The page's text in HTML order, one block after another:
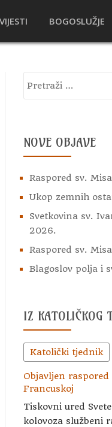
BOGOSLUŽJE
NOVE OBJAVE
Raspored sv.
Ukop zemnih
Svetkovina sv.
2026.
Raspored sv.
Blagoslov polja i
IZ
Katolički tjednik
Objavljen
Francuskoj
Tiskovni ured
kolovoza službeni